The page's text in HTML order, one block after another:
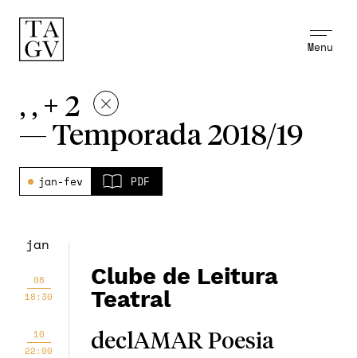
Menu
, , + 2
— Temporada 2018/19
jan-fev PDF
jan
08
18:30
Clube de Leitura
Teatral
10
22:00
declAMAR Poesia